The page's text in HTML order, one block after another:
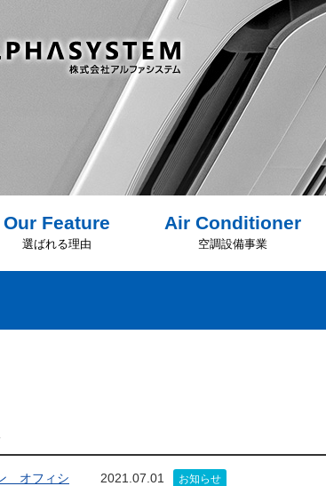
Our Feature
選ばれる理由
Air Conditioner
空調設備事業
2021.07.01 お知らせ